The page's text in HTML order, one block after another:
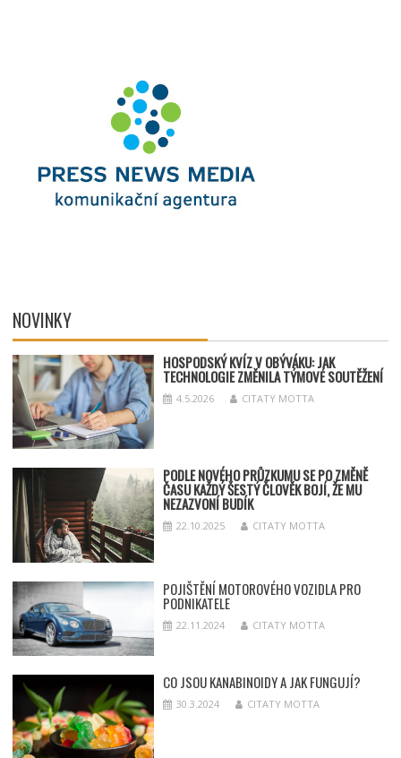
NOVINKY
HOSPODSKÝKVÍZ V OBÝVÁKU: JAK
TECHNOLOGIE ZMĚNILA TÝMOVÉ SOUTĚŽENÍ
4.5.2026 CITATY MOTTA
PODLE NOVÉHO PRŮZKUMU SE PO ZMĚNĚ
ČASU KAŽDÝ ŠESTÝ ČLOVĚK BOJÍ, ŽE MU
NEZAZVONÍ BUDÍK
22.10.2025 CITATY MOTTA
POJIŠTĚNÍ MOTOROVÉHO VOZIDLA PRO
PODNIKATELE
22.11.2024 CITATY MOTTA
CO JSOU KANABINOIDY A JAK FUNGUJÍ?
30.3.2024 CITATY MOTTA